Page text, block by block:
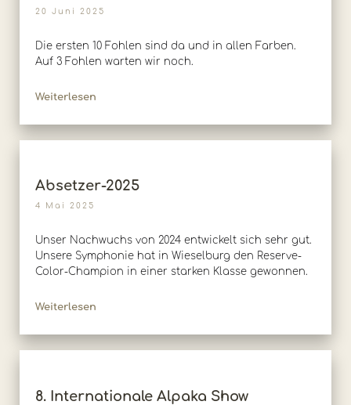
20 Juni 2025
Die ersten 10 Fohlen sind da und in allen Farben.
Auf 3 Fohlen warten wir noch.
Weiterlesen
Absetzer-2025
4 Mai 2025
Unser Nachwuchs von 2024 entwickelt sich sehr gut.
Unsere Symphonie hat in Wieselburg den Reserve-
Color-Champion in einer starken Klasse gewonnen.
Weiterlesen
8. Internationale Alpaka Show